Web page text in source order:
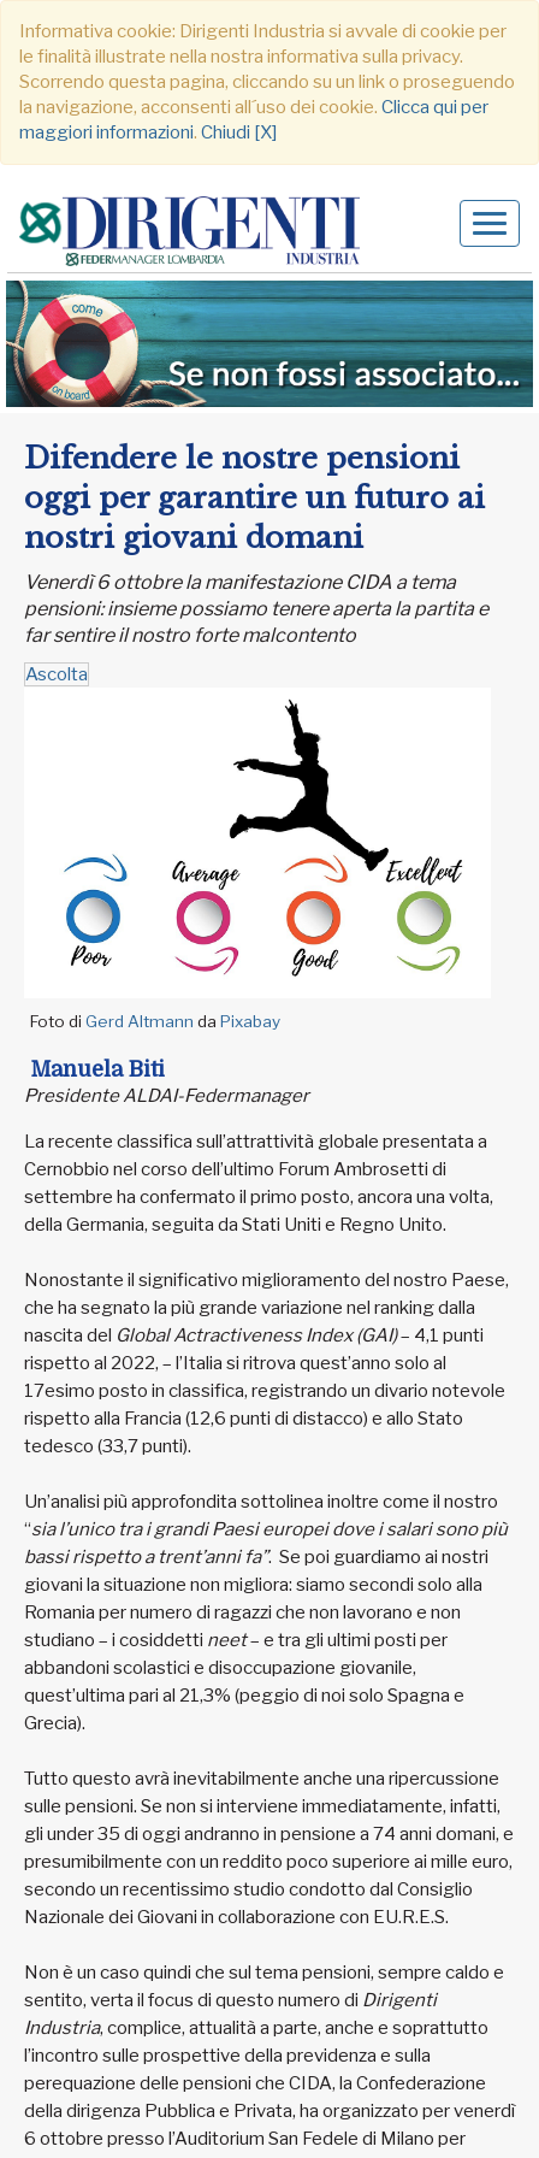
Informativa cookie: Dirigenti Industria si avvale di cookie per
le finalità illustrate nella nostra informativa sulla privacy.
Scorrendo questa pagina, cliccando su un link o proseguendo
la navigazione, acconsenti all´uso dei cookie. Clicca qui per
maggiori informazioni. Chiudi [X]
Difendere le nostre pensioni
oggi per garantire un futuro ai
nostri giovani domani
Venerdì 6 ottobre la manifestazione CIDA a tema
pensioni: insieme possiamo tenere aperta la partita e
far sentire il nostro forte malcontento
Ascolta
Foto di Gerd Altmann da Pixabay
Manuela Biti
Presidente ALDAI-Federmanager
La recente classifica sull’attrattività globale presentata a
Cernobbio nel corso dell’ultimo Forum Ambrosetti di
settembre ha confermato il primo posto, ancora una volta,
della Germania, seguita da Stati Uniti e Regno Unito.
Nonostante il significativo miglioramento del nostro Paese,
che ha segnato la più grande variazione nel ranking dalla
nascita del Global Actractiveness Index (GAI)– 4,1 punti
rispetto al 2022, – l’Italia si ritrova quest’anno solo al
17esimo posto in classifica, registrando un divario notevole
rispetto alla Francia (12,6 punti di distacco) e allo Stato
tedesco (33,7 punti).
Un’analisi più approfondita sottolinea inoltre come il nostro
“sia l’unico tra i grandi Paesi europei dove i salari sono più
bassi rispetto a trent’anni fa”. Se poi guardiamo ai nostri
giovani la situazione non migliora: siamo secondi solo alla
Romania per numero di ragazzi che non lavorano e non
studiano – i cosiddetti neet– e tra gli ultimi posti per
abbandoni scolastici e disoccupazione giovanile,
quest’ultima pari al 21,3% (peggio di noi solo Spagna e
Grecia).
Tutto questo avrà inevitabilmente anche una ripercussione
sulle pensioni. Se non si interviene immediatamente, infatti,
gli under 35 di oggi andranno in pensione a 74 anni domani, e
presumibilmente con un reddito poco superiore ai mille euro,
secondo un recentissimo studio condotto dal Consiglio
Nazionale dei Giovani in collaborazione con EU.R.E.S.
Non è un caso quindi che sul tema pensioni, sempre caldo e
sentito, verta il focus di questo numero di Dirigenti
Industria, complice, attualità a parte, anche e soprattutto
l’incontro sulle prospettive della previdenza e sulla
perequazione delle pensioni che CIDA, la Confederazione
della dirigenza Pubblica e Privata, ha organizzato per venerdì
6 ottobre presso l’Auditorium San Fedele di Milano per